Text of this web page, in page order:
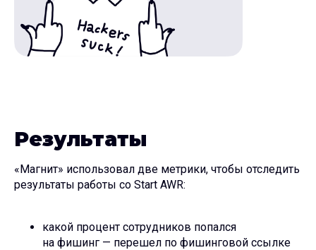
Результаты
«Магнит» использовал две метрики, чтобы отследить
результаты работы со Start AWR:
какой процент сотрудников попался
на фишинг — перешел по фишинговой ссылке